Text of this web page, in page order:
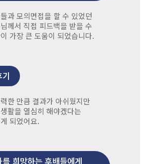
과 모의면접을 할 수 있었던
께서 직접 피드백을 받을 수
가장 큰 도움이 되었습니다.
한 만큼 결과가 아쉬웠지만
활을 열심히 해야겠다는
되었어요.
를 희망하는 후배들에게